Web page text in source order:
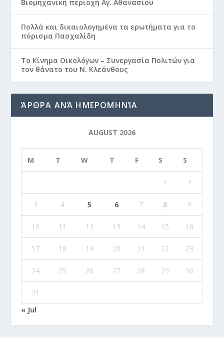
Βιομηχανική περιοχή Αγ. Αθανασίου
Πολλά και δικαιολογημένα τα ερωτήματα για το
πόρισμα Πασχαλίδη
Το Κίνημα Οικολόγων – Συνεργασία Πολιτών για
τον θάνατο του Ν. Κλεάνθους
ΆΡΘΡΑ ΑΝΆ ΗΜΕΡΟΜΗΝΊΑ
AUGUST 2026
M T W T F S S
1 2
3 4 5 6 7 8 9
10 11 12 13 14 15 16
17 18 19 20 21 22 23
24 25 26 27 28 29 30
31
« Jul